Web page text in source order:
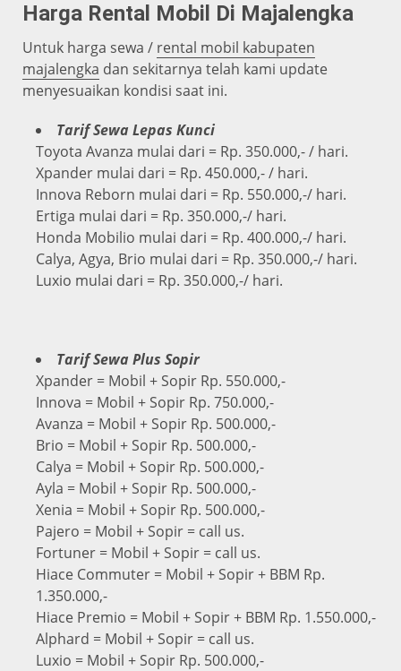
Harga Rental Mobil Di Majalengka
Untuk harga sewa / rental mobil kabupaten
majalengka dan sekitarnya telah kami update
menyesuaikan kondisi saat ini.
Tarif Sewa Lepas Kunci
Toyota Avanza mulai dari = Rp. 350.000,- / hari.
Xpander mulai dari = Rp. 450.000,- / hari.
Innova Reborn mulai dari = Rp. 550.000,-/ hari.
Ertiga mulai dari = Rp. 350.000,-/ hari.
Honda Mobilio mulai dari = Rp. 400.000,-/ hari.
Calya, Agya, Brio mulai dari = Rp. 350.000,-/ hari.
Luxio mulai dari = Rp. 350.000,-/ hari.
Tarif Sewa Plus Sopir
Xpander = Mobil + Sopir Rp. 550.000,-
Innova = Mobil + Sopir Rp. 750.000,-
Avanza = Mobil + Sopir Rp. 500.000,-
Brio = Mobil + Sopir Rp. 500.000,-
Calya = Mobil + Sopir Rp. 500.000,-
Ayla = Mobil + Sopir Rp. 500.000,-
Xenia = Mobil + Sopir Rp. 500.000,-
Pajero = Mobil + Sopir = call us.
Fortuner = Mobil + Sopir = call us.
Hiace Commuter = Mobil + Sopir + BBM Rp.
1.350.000,-
Hiace Premio = Mobil + Sopir + BBM Rp. 1.550.000,-
Alphard = Mobil + Sopir = call us.
Luxio = Mobil + Sopir Rp. 500.000,-